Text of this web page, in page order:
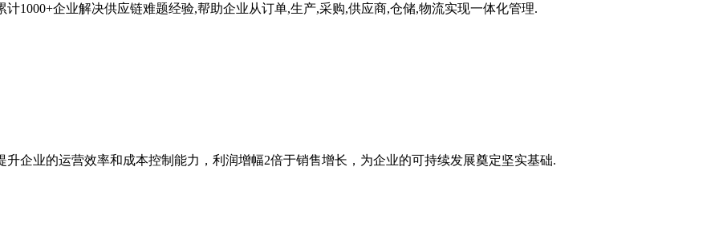
1000+企业解决供应链难题经验,帮助企业从订单,生产,采购,供应商,仓储,物流实现一体化管理.
企业的运营效率和成本控制能力，利润增幅2倍于销售增长，为企业的可持续发展奠定坚实基础.